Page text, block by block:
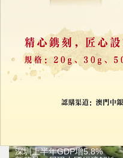
深圳上半年GDP增5.8%